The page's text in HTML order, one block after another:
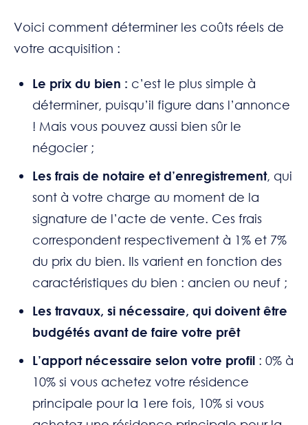
Voici comment déterminer les coûts réels de
votre acquisition :
Le prix du bien : c’est le plus simple à
déterminer, puisqu’il figure dans l’annonce
! Mais vous pouvez aussi bien sûr le
négocier ;
Les frais de notaire et d’enregistrement, qui
sont à votre charge au moment de la
signature de l’acte de vente. Ces frais
correspondent respectivement à 1% et 7%
du prix du bien. Ils varient en fonction des
caractéristiques du bien : ancien ou neuf ;
Les travaux, si nécessaire, qui doivent être
budgétés avant de faire votre prêt
L’apport nécessaire selon votre profil : 0% à
10% si vous achetez votre résidence
principale pour la 1ere fois, 10% si vous